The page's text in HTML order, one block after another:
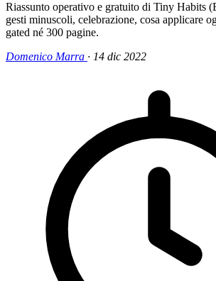
Riassunto operativo e gratuito di Tiny Habits
gesti minuscoli, celebrazione, cosa applicare
gated né 300 pagine.
Domenico Marra · 14 dic 2022